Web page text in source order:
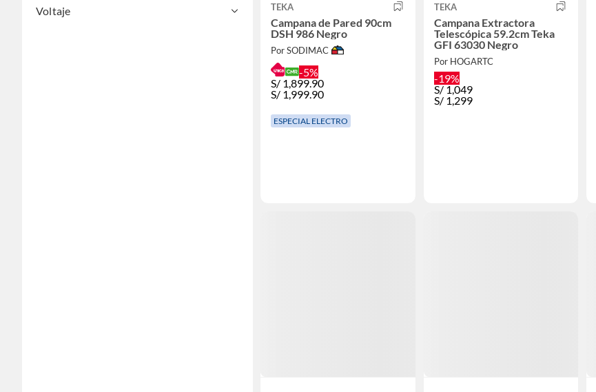
Voltaje
TEKA
Campana de Pared 90cm
DSH 986 Negro
Por SODIMAC
-5%
S/ 1,899.90
S/ 1,999.90
ESPECIAL ELECTRO
TEKA
Campana Extractora
Telescópica 59.2cm Teka
GFI 63030 Negro
Por HOGARTC
-19%
S/1,049
S/ 1,299